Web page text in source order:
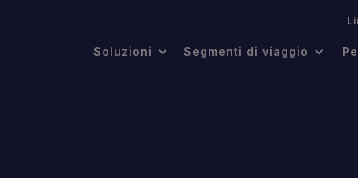
Soluzioni Segmenti di viaggio